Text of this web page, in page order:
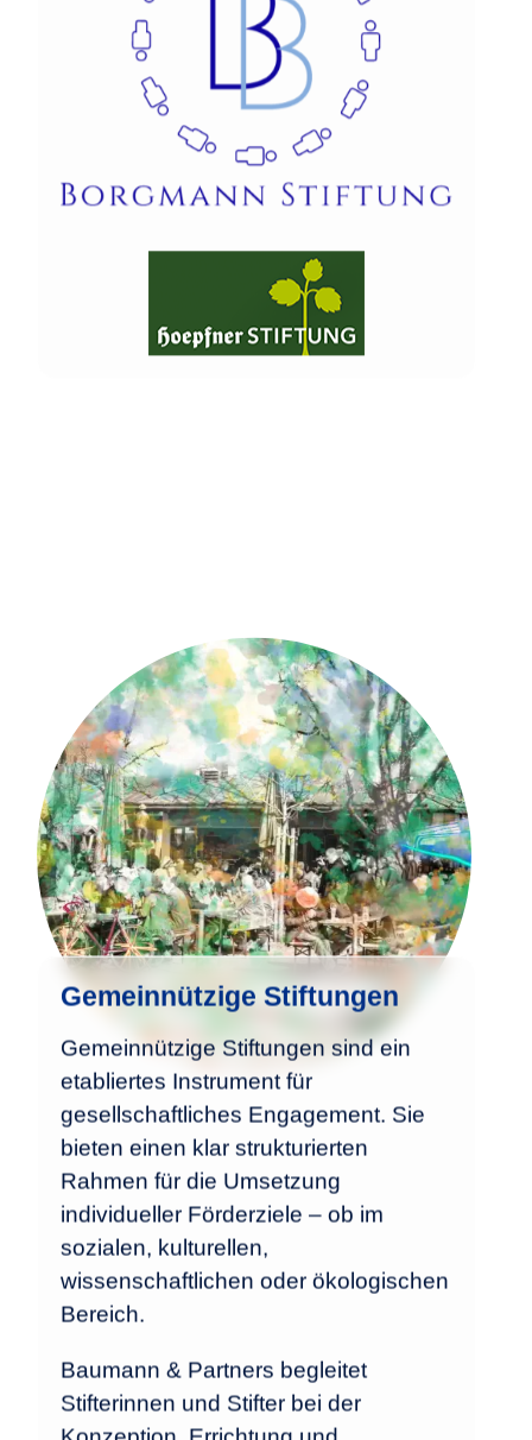
Gemeinnützige Stiftungen
Gemeinnützige Stiftungen sind ein
etabliertes Instrument für
gesellschaftliches Engagement. Sie
bieten einen klar strukturierten
Rahmen für die Umsetzung
individueller Förderziele – ob im
sozialen, kulturellen,
wissenschaftlichen oder ökologischen
Bereich.
Baumann & Partners begleitet
Stifterinnen und Stifter bei der